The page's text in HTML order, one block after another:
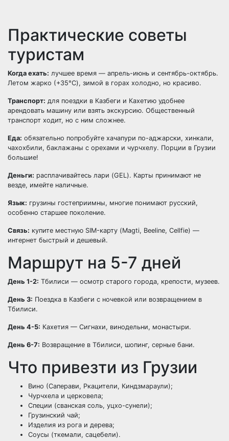
Практические советы
туристам
Когда ехать: лучшее время — апрель-июнь и сентябрь-октябрь.
Летом жарко (+35°C), зимой в горах холодно, но красиво.
Транспорт: для поездки в Казбеги и Кахетию удобнее
арендовать машину или взять экскурсию. Общественный
транспорт ходит, но с ним сложнее.
Еда: обязательно попробуйте хачапури по-аджарски, хинкали,
чахохбили, баклажаны с орехами и чурчхелу. Порции в Грузии
большие!
Деньги: расплачивайтесь лари (GEL). Карты принимают не
везде, имейте наличные.
Язык: грузины гостеприимны, многие понимают русский,
особенно старшее поколение.
Связь: купите местную SIM-карту (Magti, Beeline, Cellfie) —
интернет быстрый и дешевый.
Маршрут на 5-7 дней
День 1-2: Тбилиси — осмотр старого города, крепости, музеев.
День 3: Поездка в Казбеги с ночевкой или возвращением в
Тбилиси.
День 4-5: Кахетия — Сигнахи, винодельни, монастыри.
День 6-7: Возвращение в Тбилиси, шопинг, серные бани.
Что привезти из Грузии
Вино (Саперави, Ркацители, Киндзмараули);
Чурчхела и церковела;
Специи (сванская соль, уцхо-сунели);
Грузинский чай;
Изделия из рога и дерева;
Соусы (ткемали, сацебели).